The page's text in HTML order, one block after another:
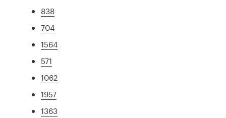
838
704
1564
571
1062
1957
1363